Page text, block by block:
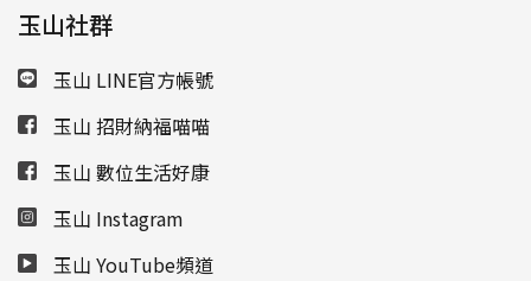
玉山社群
玉山 LINE官方帳號
玉山 招財納福喵喵
玉山 數位生活好康
玉山 Instagram
玉山 YouTube頻道